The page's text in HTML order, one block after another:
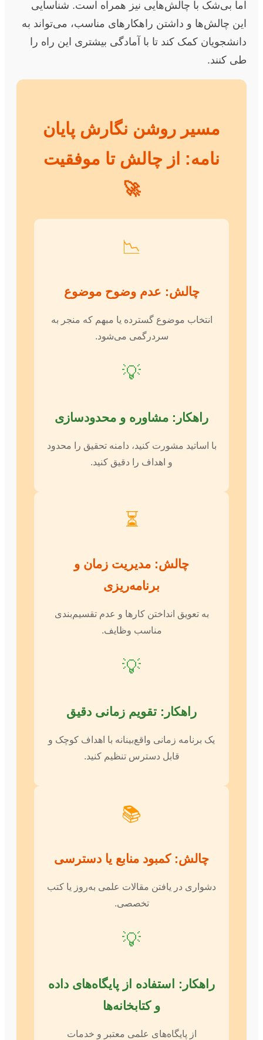
اما بی‌شک با چالش‌هایی نیز همراه است. شناسایی
این چالش‌ها و داشتن راهکارهای مناسب، می‌تواند به
دانشجویان کمک کند تا با آمادگی بیشتری این راه را
طی کنند.
مسیر روشن نگارش پایان
نامه: از چالش تا موفقیت
🚀
📉
چالش: عدم وضوح موضوع
انتخاب موضوع گسترده یا مبهم که منجر به
سردرگمی می‌شود.
💡
راهکار: مشاوره و محدودسازی
با اساتید مشورت کنید، دامنه تحقیق را محدود
و اهداف را دقیق کنید.
⏳
چالش: مدیریت زمان و
برنامه‌ریزی
به تعویق انداختن کارها و عدم تقسیم‌بندی
مناسب وظایف.
💡
راهکار: تقویم زمانی دقیق
یک برنامه زمانی واقع‌بینانه با اهداف کوچک و
قابل دسترس تنظیم کنید.
📚
چالش: کمبود منابع یا دسترسی
دشواری در یافتن مقالات علمی به‌روز یا کتب
تخصصی.
💡
راهکار: استفاده از پایگاه‌های داده
و کتابخانه‌ها
از پایگاه‌های علمی معتبر و خدمات